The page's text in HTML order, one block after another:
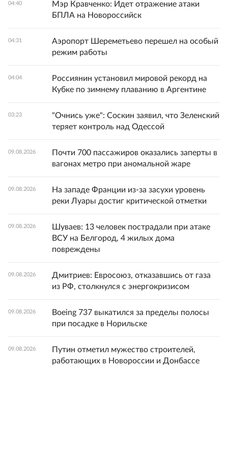
04:40
Мэр Кравченко: Идет отражение атаки
БПЛА на Новороссийск
04:31
Аэропорт Шереметьево перешел на особый
режим работы
04:04
Россиянин установил мировой рекорд на
Кубке по зимнему плаванию в Аргентине
03:23
"Очнись уже": Соскин заявил, что Зеленский
теряет контроль над Одессой
09.08.2026
Почти 700 пассажиров оказались заперты в
вагонах метро при аномальной жаре
09.08.2026
На западе Франции из-за засухи уровень
реки Луары достиг критической отметки
09.08.2026
Шуваев: 13 человек пострадали при атаке
ВСУ на Белгород, 4 жилых дома
повреждены
09.08.2026
Дмитриев: Евросоюз, отказавшись от газа
из РФ, столкнулся с энергокризисом
09.08.2026
Boeing 737 выкатился за пределы полосы
при посадке в Норильске
09.08.2026
Путин отметил мужество строителей,
работающих в Новороссии и Донбассе